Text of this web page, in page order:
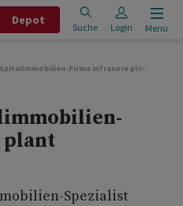
Depot
Suche Login Menu
Firma Infracore plant
plant
Spezialist